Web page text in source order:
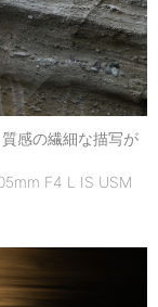
感の繊細な描写が
F4 L IS USM